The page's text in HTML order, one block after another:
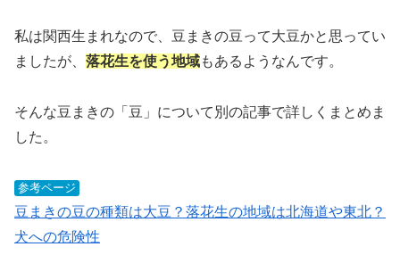
私は関西生まれなので、豆まきの豆って大豆かと思ってい
ましたが、 落花生を使う地域もあるようなんです。
そんな豆まきの「豆」について別の記事で詳しくまとめま
した。
参考ページ
豆まきの豆の種類は大豆？落花生の地域は北海道や東北？
犬への危険性